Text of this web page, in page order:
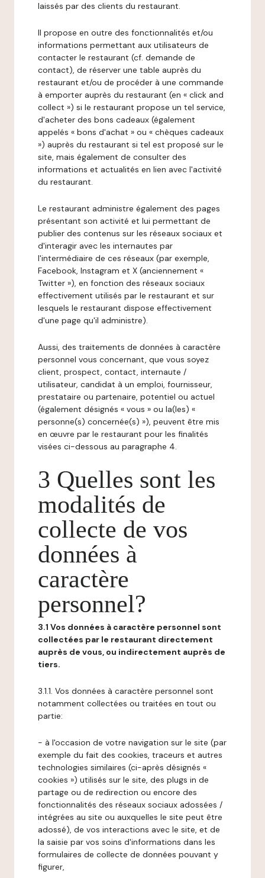
laissés par des clients du restaurant.
Il propose en outre des fonctionnalités et/ou
informations permettant aux utilisateurs de
contacter le restaurant (cf. demande de
contact), de réserver une table auprès du
restaurant et/ou de procéder à une commande
à emporter auprès du restaurant (en « click and
collect ») si le restaurant propose un tel service,
d'acheter des bons cadeaux (également
appelés « bons d'achat » ou « chèques cadeaux
») auprès du restaurant si tel est proposé sur le
site, mais également de consulter des
informations et actualités en lien avec l'activité
du restaurant.
Le restaurant administre également des pages
présentant son activité et lui permettant de
publier des contenus sur les réseaux sociaux et
d'interagir avec les internautes par
l'intermédiaire de ces réseaux (par exemple,
Facebook, Instagram et X (anciennement «
Twitter »), en fonction des réseaux sociaux
effectivement utilisés par le restaurant et sur
lesquels le restaurant dispose effectivement
d'une page qu'il administre).
Aussi, des traitements de données à caractère
personnel vous concernant, que vous soyez
client, prospect, contact, internaute /
utilisateur, candidat à un emploi, fournisseur,
prestataire ou partenaire, potentiel ou actuel
(également désignés « vous » ou la(les) «
personne(s) concernée(s) »), peuvent être mis
en œuvre par le restaurant pour les finalités
visées ci-dessous au paragraphe 4.
3 Quelles sont les
modalités de
collecte de vos
données à
caractère
personnel?
3.1 Vos données à caractère personnel sont
collectées par le restaurant directement
auprès de vous, ou indirectement auprès de
tiers.
3.1.1. Vos données à caractère personnel sont
notamment collectées ou traitées en tout ou
partie:
- à l'occasion de votre navigation sur le site (par
exemple du fait des cookies, traceurs et autres
technologies similaires (ci-après désignés «
cookies ») utilisés sur le site, des plugs in de
partage ou de redirection ou encore des
fonctionnalités des réseaux sociaux adossées /
intégrées au site ou auxquelles le site peut être
adossé), de vos interactions avec le site, et de
la saisie par vos soins d'informations dans les
formulaires de collecte de données pouvant y
figurer,